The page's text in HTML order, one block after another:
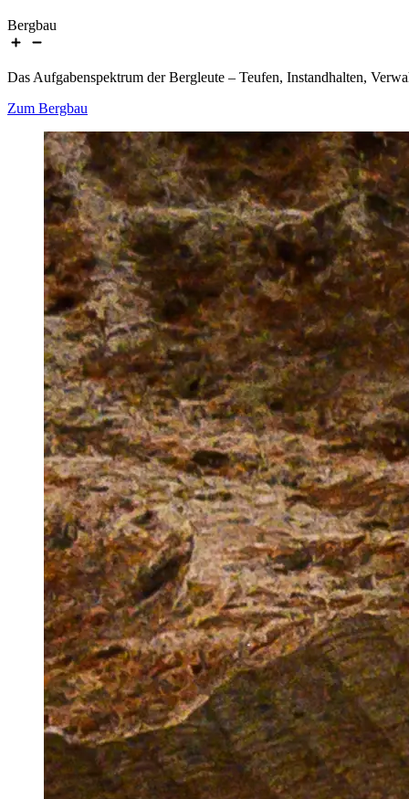
Bergbau
Das Aufgabenspektrum der Bergleute – Teufen, Instandhalten,
Zum Bergbau